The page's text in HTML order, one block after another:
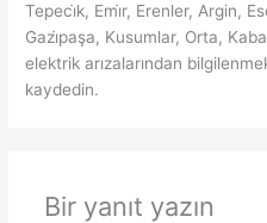
Tepeci̇k, Emi̇r, Erenler, Argin,
Gazi̇paşa, Kusumlar, Orta,
elektrik arızalarından
kaydedin.
Bir yanıt yazın